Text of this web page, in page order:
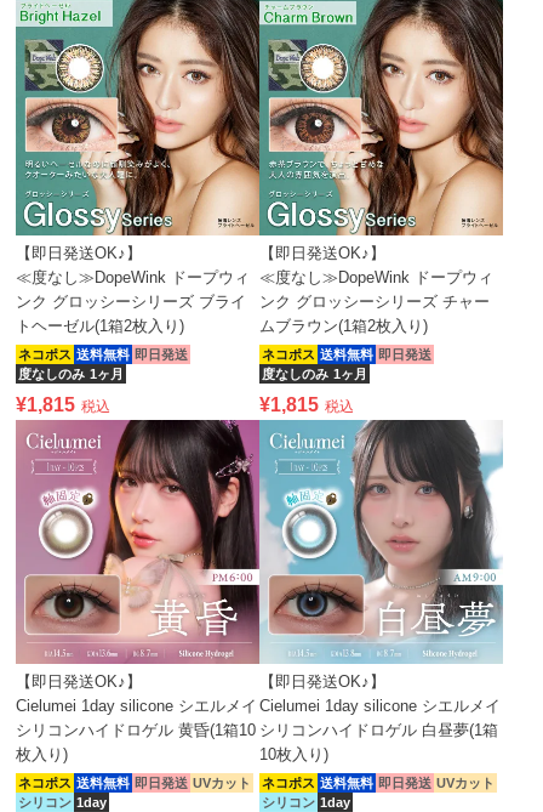
【即日発送OK♪】
≪度なし≫DopeWink ドープウィ
ンク グロッシーシリーズ ブライ
トヘーゼル(1箱2枚入り)
ネコポス 送料無料 即日発送
度なしのみ 1ヶ月
¥1,815 税込
【即日発送OK♪】
≪度なし≫DopeWink ドープウィ
ンク グロッシーシリーズ チャー
ムブラウン(1箱2枚入り)
ネコポス 送料無料 即日発送
度なしのみ 1ヶ月
¥1,815 税込
【即日発送OK♪】
Cielumei 1day silicone シエルメイ
シリコンハイドロゲル 黄昏(1箱10
枚入り)
ネコポス 送料無料 即日発送 UVカット
シリコン 1day
【即日発送OK♪】
Cielumei 1day silicone シエルメイ
シリコンハイドロゲル 白昼夢(1箱
10枚入り)
ネコポス 送料無料 即日発送 UVカット
シリコン 1day